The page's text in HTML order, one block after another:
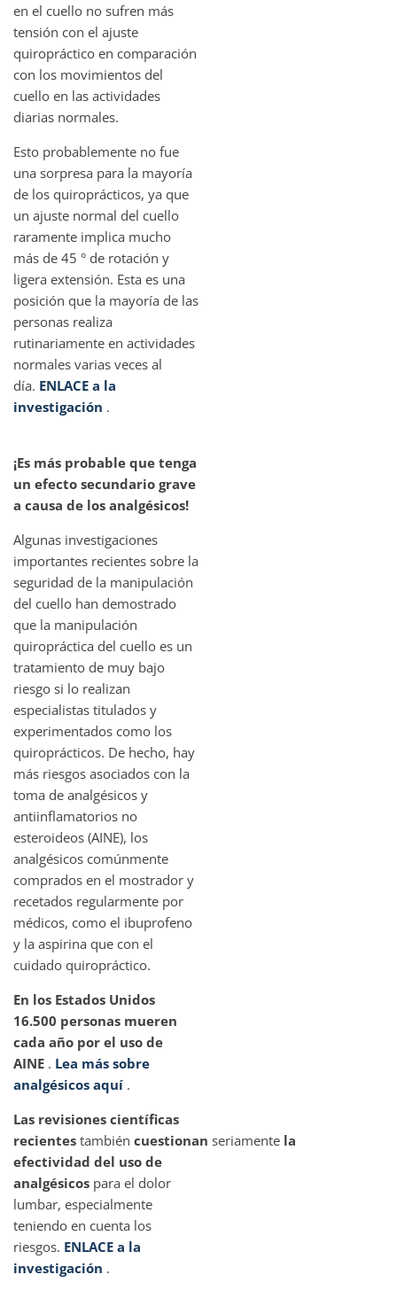
en el cuello no sufren más
tensión con el ajuste
quiropráctico en comparación
con los movimientos del
cuello en las actividades
diarias normales.
Esto probablemente no fue
una sorpresa para la mayoría
de los quiroprácticos, ya que
un ajuste normal del cuello
raramente implica mucho
más de 45 ° de rotación y
ligera extensión. Esta es una
posición que la mayoría de las
personas realiza
rutinariamente en actividades
normales varias veces al
día. ENLACE a la
investigación .
¡Es más probable que tenga
un efecto secundario grave
a causa de los analgésicos!
Algunas investigaciones
importantes recientes sobre la
seguridad de la manipulación
del cuello han demostrado
que la manipulación
quiropráctica del cuello es un
tratamiento de muy bajo
riesgo si lo realizan
especialistas titulados y
experimentados como los
quiroprácticos. De hecho, hay
más riesgos asociados con la
toma de analgésicos y
antiinflamatorios no
esteroideos (AINE), los
analgésicos comúnmente
comprados en el mostrador y
recetados regularmente por
médicos, como el ibuprofeno
y la aspirina que con el
cuidado quiropráctico.
En los Estados Unidos
16.500 personas mueren
cada año por el uso de
AINE . Lea más sobre
analgésicos aquí .
Las revisiones científicas
recientes también cuestionan seriamente la
efectividad del uso de
analgésicos para el dolor
lumbar, especialmente
teniendo en cuenta los
riesgos. ENLACE a la
investigación .